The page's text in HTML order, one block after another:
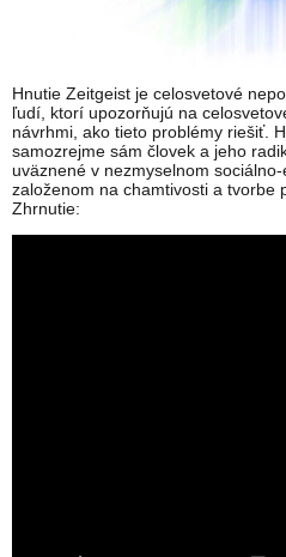
Hnutie Zeitgeist je celosvetové
ľudí, ktorí upozorňujú na
návrhmi, ako tieto problémy riešiť.
samozrejme sám človek a jeho
uväznené v nezmyselnom
založenom na chamtivosti a tvorbe
Zhrnutie: